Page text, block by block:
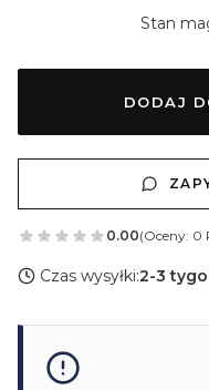
Stan
DODAJ
0.00(Oceny: 0
Czas wysyłki:2-3